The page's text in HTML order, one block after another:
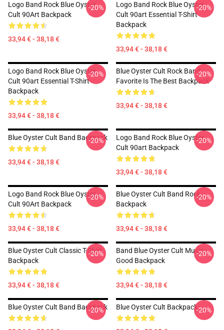
Logo Band Rock Blue Oyster
Cult 90Art Backpack
33,94 € - 38,18 €
-20%
Logo Band Rock Blue Oyster
Cult 90art Essential T-Shirt
Backpack
33,94 € - 38,18 €
-20%
Logo Band Rock Blue Oyster
Cult 90art Essential T-Shirt
Backpack
33,94 € - 38,18 €
-20%
Blue Oyster Cult Rock Band
Favorite Is The Best Backpack
33,94 € - 38,18 €
-20%
Blue Oyster Cult Band Backpack
33,94 € - 38,18 €
-20%
Logo Band Rock Blue Oyster
Cult 90art Backpack
33,94 € - 38,18 €
-20%
Logo Band Rock Blue Oyster
Cult 90Art Backpack
33,94 € - 38,18 €
-20%
Blue Oyster Cult Band Rock
Backpack
33,94 € - 38,18 €
-20%
Blue Oyster Cult Classic T-Shirt
Backpack
33,94 € - 38,18 €
-20%
Band Blue Oyster Cult Music
Good Backpack
33,94 € - 38,18 €
-20%
Blue Oyster Cult Band Backpack
-20% Blue Oyster Cult Backpack-20%